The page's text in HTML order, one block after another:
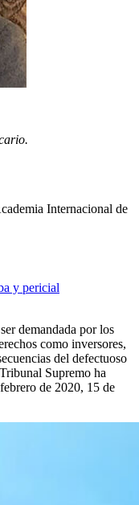
Internacional de
y pericial
demandada por los
como inversores,
del defectuoso
Supremo ha
de 2020, 15 de